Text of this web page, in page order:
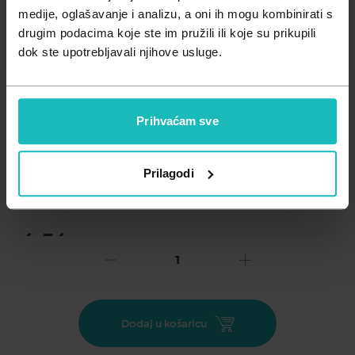
medije, oglašavanje i analizu, a oni ih mogu kombinirati s
drugim podacima koje ste im pružili ili koje su prikupili
dok ste upotrebljavali njihove usluge.
Prihvaćam sve
Prilagodi
Zdravlje muškarca
Zdravlje žene
Minerali
Probiotici i prebiotici
Važna obavijest prema Zakonu o zaštiti potrošača..
6,56
Prije upotrebe pažljivo pročitajte uputu o lijeku, a o
rizicima i nuspojavama upitajte svog liječnika ili
ljekarnika
Dodaj u košaricu